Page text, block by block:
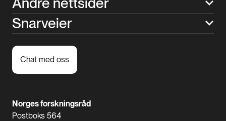
Snarveier
Chat med oss
Norges forskningsråd
Postboks 564